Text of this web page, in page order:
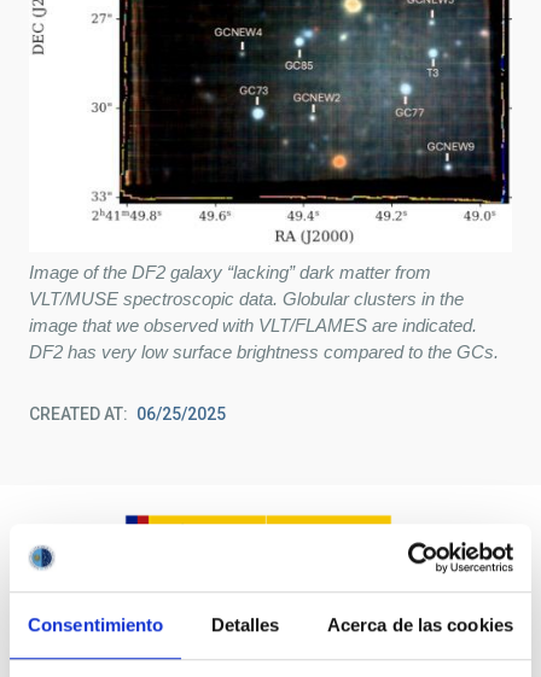
Consentimiento Detalles Acerca de las cookies
Image of the DF2 galaxy “lacking” dark matter from
VLT/MUSE spectroscopic data. Globular clusters in the
image that we observed with VLT/FLAMES are indicated.
DF2 has very low surface brightness compared to the GCs.
CREATED AT 06/25/2025